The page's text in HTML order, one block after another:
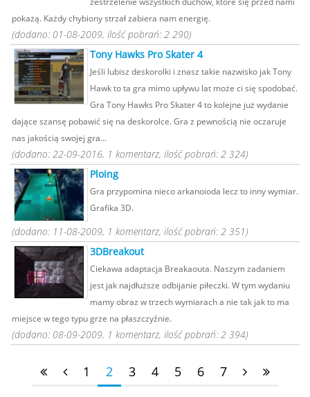
pokażą. Każdy chybiony strzał zabiera nam energię.
(dodano: 01-08-2009, ilość pobrań: 2 290)
Tony Hawks Pro Skater 4
Jeśli lubisz deskorolki i znasz takie nazwisko jak Tony
Hawk to ta gra mimo upływu lat może ci się spodobać.
Gra Tony Hawks Pro Skater 4 to kolejne już wydanie
dające szansę pobawić się na deskorolce. Gra z pewnością nie oczaruje
nas jakością swojej gra...
(dodano: 22-09-2016, 1 komentarz, ilość pobrań: 2 324)
Ploing
Gra przypomina nieco arkanoioda lecz to inny wymiar.
Grafika 3D.
(dodano: 11-08-2009, 1 komentarz, ilość pobrań: 2 351)
3DBreakout
Ciekawa adaptacja Breakaouta. Naszym zadaniem
jest jak najdłuższe odbijanie piłeczki. W tym wydaniu
mamy obraz w trzech wymiarach a nie tak jak to ma
miejsce w tego typu grze na płaszczyźnie.
(dodano: 08-09-2009, 1 komentarz, ilość pobrań: 2 394)
1 2 3 4 5 6 7